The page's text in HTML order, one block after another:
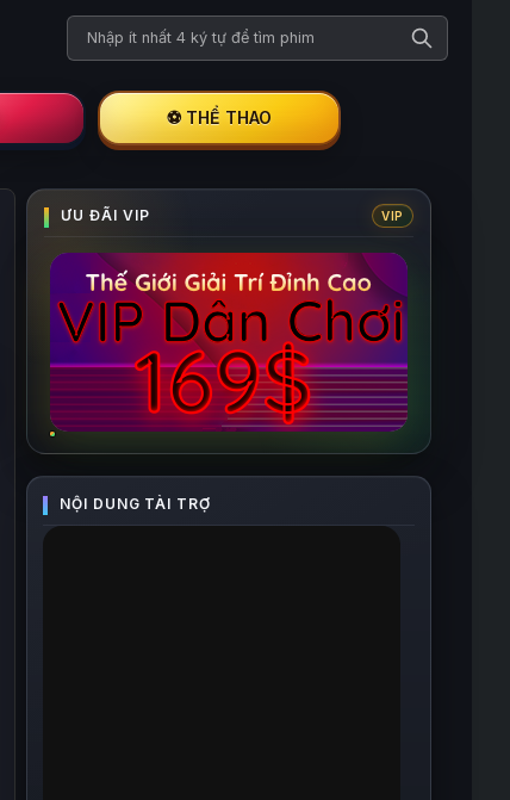
Tìm kiếm phim
⚽ THỂ THAO